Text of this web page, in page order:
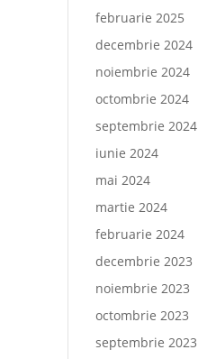
februarie 2025
decembrie 2024
noiembrie 2024
octombrie 2024
septembrie 2024
iunie 2024
mai 2024
martie 2024
februarie 2024
decembrie 2023
noiembrie 2023
octombrie 2023
septembrie 2023